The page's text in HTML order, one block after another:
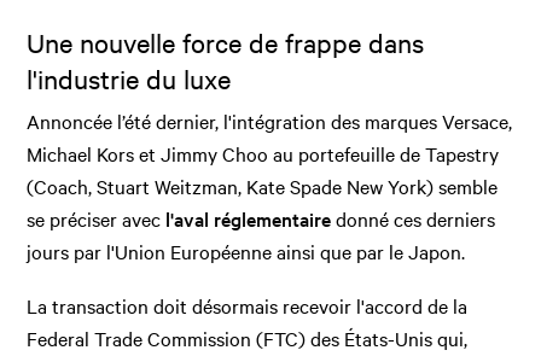
Une nouvelle force de frappe dans
l'industrie du luxe
Annoncée l’été dernier, l'intégration des marques Versace,
Michael Kors et Jimmy Choo au portefeuille de Tapestry
(Coach, Stuart Weitzman, Kate Spade New York) semble
se préciser avec l'aval réglementairedonné ces derniers
jours par l'Union Européenne ainsi que par le Japon.
La transaction doit désormais recevoir l'accord de la
Federal Trade Commission (FTC) des États-Unis qui,